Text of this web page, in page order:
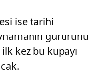
ise tarihi
gururunu
kez bu kupayı